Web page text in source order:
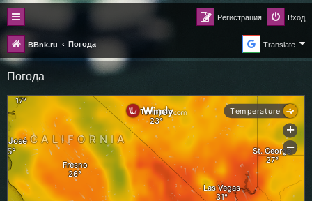
Вход
Регистрация
BBnk.ru Погода Translate
Погода